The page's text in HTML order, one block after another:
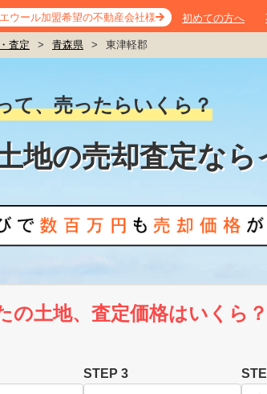
ウール加盟希望の不動産会社様 初めての方へ
査定 > 青森県 > 東津軽郡
て、売ったらいくら？
地の売却査定な
の土地、査定価格はいくら？
STEP 3